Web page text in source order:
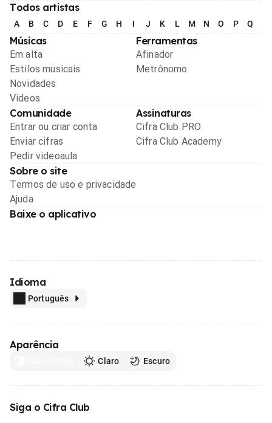
Todos artistas
A B C D E F G H I J K L M N O P Q
Músicas
Em alta
Estilos musicais
Novidades
Videos
Ferramentas
Afinador
Metrônomo
Comunidade
Entrar ou criar conta
Enviar cifras
Pedir videoaula
Assinaturas
Cifra Club PRO
Cifra Club Academy
Sobre o site
Termos de uso e privacidade
Ajuda
Baixe o aplicativo
Idioma
Português
Aparência
Claro Escuro
Siga o Cifra Club